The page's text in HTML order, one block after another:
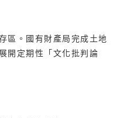
區。國有財產局完成土地
開定期性「文化批判論